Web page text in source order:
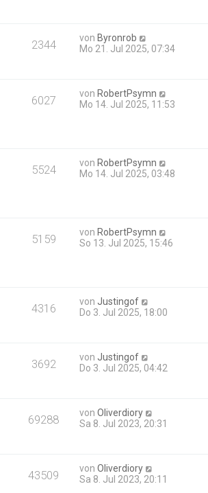
2344 von Byronrob
Mo 21. Jul 2025, 07:34
6027 von RobertPsymn
Mo 14. Jul 2025, 11:53
5524 von RobertPsymn
Mo 14. Jul 2025, 03:48
5159 von RobertPsymn
So 13. Jul 2025, 15:46
4316 von Justingof
Do 3. Jul 2025, 18:00
3692 von Justingof
Do 3. Jul 2025, 04:42
69288 vonOliverdiory
Sa 8. Jul 2023, 20:31
43509 vonOliverdiory
Sa 8. Jul 2023, 20:11